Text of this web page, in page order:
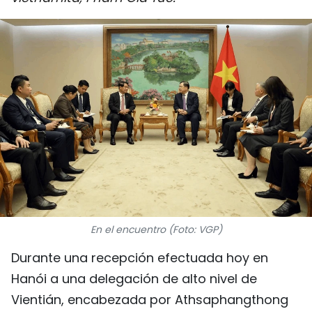
VIAJES
PUENTE DE AMISTAD
HISTORIAS MULTIMEDIA
FOTOGRAFÍA
¿QUIÉNES SOMOS?
TIẾNG VIỆT
中文
En el encuentro (Foto: VGP)
Durante una recepción efectuada hoy en
Hanói a una delegación de alto nivel de
Vientián, encabezada por Athsaphangthong